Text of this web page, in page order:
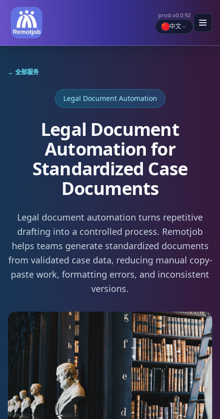
prod-v0.0.92
中文
← 全部服务
Legal Document Automation
Legal Document
Automation for
Standardized Case
Documents
Legal document automation turns repetitive
drafting into a controlled process. Remotjob
helps teams generate standardized documents
from validated case data, reducing manual copy-
paste work, formatting errors, and inconsistent
versions.